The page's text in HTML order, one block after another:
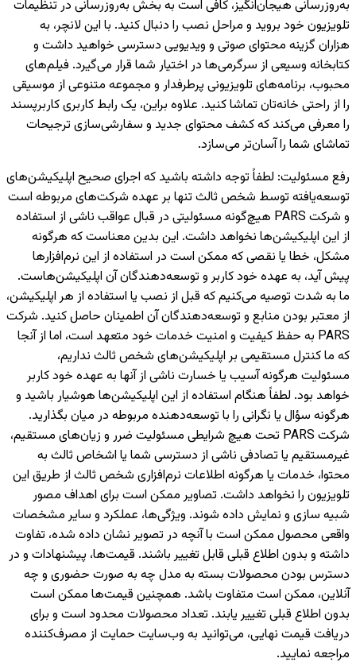
به‌روزرسانی هیجان‌انگیز، کافی است به بخش به‌روزرسانی در تنظیمات
تلویزیون خود بروید و مراحل نصب را دنبال کنید. با این لانچر، به
هزاران گزینه محتوای صوتی و ویدیویی دسترسی خواهید داشت و
کتابخانه وسیعی از سرگرمی‌ها در اختیار شما قرار می‌گیرد. فیلم‌های
محبوب، برنامه‌های تلویزیونی پرطرفدار و مجموعه متنوعی از موسیقی
را از راحتی خانه‌تان تماشا کنید. علاوه براین، یک رابط کاربری کاربرپسند
را معرفی می‌کند که کشف محتوای جدید و سفارشی‌سازی ترجیحات
تماشای شما را آسان‌تر می‌سازد.
رفع مسئولیت: لطفاً توجه داشته باشید که اجرای صحیح اپلیکیشن‌های
توسعه‌یافته توسط شخص ثالث تنها بر عهده شرکت‌های مربوطه است
و شرکت PARS هیچ‌گونه مسئولیتی در قبال عواقب ناشی از استفاده
از این اپلیکیشن‌ها نخواهد داشت. این بدین معناست که هرگونه
مشکل، خطا یا نقصی که ممکن است در استفاده از این نرم‌افزارها
پیش آید، به عهده خود کاربر و توسعه‌دهندگان آن اپلیکیشن‌هاست.
ما به شدت توصیه می‌کنیم که قبل از نصب یا استفاده از هر اپلیکیشن،
از معتبر بودن منابع و توسعه‌دهندگان آن اطمینان حاصل کنید. شرکت
PARS به حفظ کیفیت و امنیت خدمات خود متعهد است، اما از آنجا
که ما کنترل مستقیمی بر اپلیکیشن‌های شخص ثالث نداریم،
مسئولیت هرگونه آسیب یا خسارت ناشی از آنها به عهده خود کاربر
خواهد بود. لطفاً هنگام استفاده از این اپلیکیشن‌ها هوشیار باشید و
هرگونه سؤال یا نگرانی را با توسعه‌دهنده مربوطه در میان بگذارید.
شرکت PARS تحت هیچ شرایطی مسئولیت ضرر و زیان‌های مستقیم،
غیرمستقیم یا تصادفی ناشی از دسترسی شما یا اشخاص ثالث به
محتوا، خدمات یا هرگونه اطلاعات نرم‌افزاری شخص ثالث از طریق این
تلویزیون را نخواهد داشت. تصاویر ممکن است برای اهداف مصور
شبیه سازی و نمایش داده شوند. ویژگی‌ها، عملکرد و سایر مشخصات
واقعی محصول ممکن است با آنچه در تصویر نشان داده شده، تفاوت
داشته و بدون اطلاع قبلی قابل تغییر باشند. قیمت‌ها، پیشنهادات و در
دسترس بودن محصولات بسته به مدل چه به صورت حضوری و چه
آنلاین، ممکن است متفاوت باشد. همچنین قیمت‌ها ممکن است
بدون اطلاع قبلی تغییر یابند. تعداد محصولات محدود است و برای
دریافت قیمت نهایی، می‌توانید به وب‌سایت حمایت از مصرف‌کننده
مراجعه نمایید.